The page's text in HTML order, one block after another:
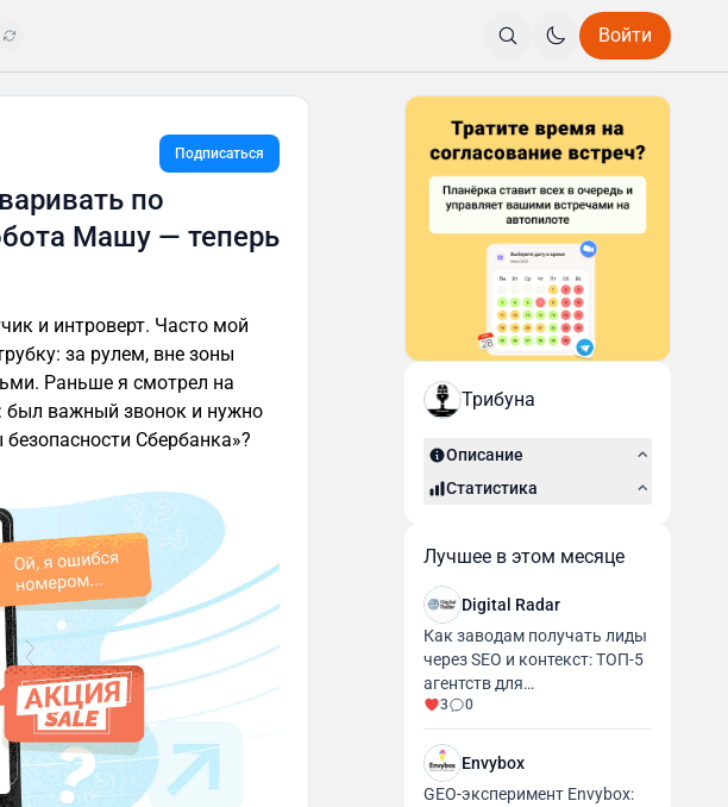
Войти
Подписаться
по
Машу — теперь
и интроверт. Часто мой
за рулем, вне зоны
Раньше я смотрел на
важный звонок и нужно
Сбербанка»?
Трибуна
Описание
Статистика
Лучшее в этом месяце
Digital Radar
Как заводам получать лиды
через SEO и контекст: ТОП-5
агентств для
промышленности и
производства
3 0
Envybox
GEO-эксперимент Envybox: